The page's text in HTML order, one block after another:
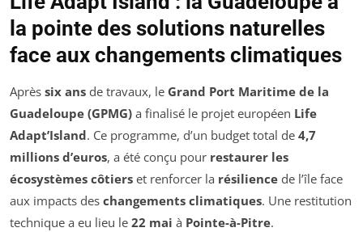
la pointe des solutions naturelles
face aux changements climatiques
Après six ans de travaux, le Grand Port Maritime de la
Guadeloupe (GPMG) a finalisé le projet européen Life
Adapt’Island. Ce programme, d’un budget total de 4,7
millions d’euros, a été conçu pour restaurer les
écosystèmes côtiers et renforcer la résilience de l’île face
aux impacts des changements climatiques. Une restitution
technique a eu lieu le 22 mai à Pointe-à-Pitre.